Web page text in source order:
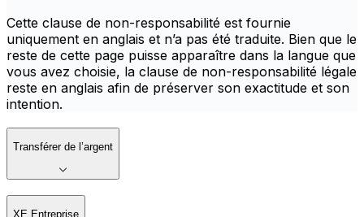
Cette clause de non-responsabilité est fournie
uniquement en anglais et n’a pas été traduite. Bien que le
reste de cette page puisse apparaître dans la langue que
vous avez choisie, la clause de non-responsabilité légale
reste en anglais afin de préserver son exactitude et son
intention.
Transférer de l’argent
XE Entreprise